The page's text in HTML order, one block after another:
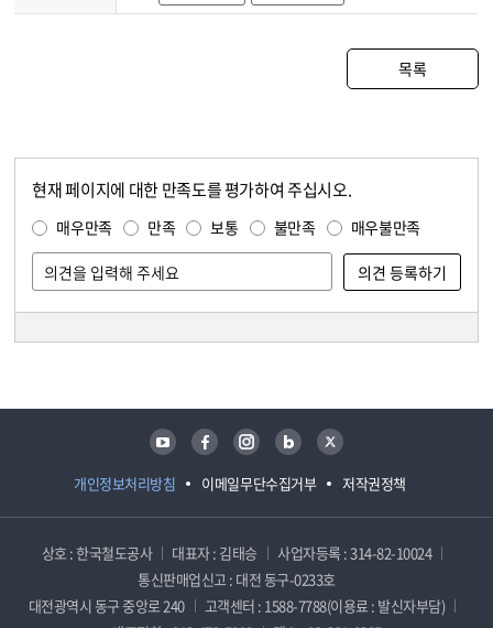
목록
현재 페이지에 대한 만족도를 평가하여 주십시오.
매우만족 만족 보통 불만족 매우불만족
개인정보처리방침 이메일무단수집거부 저작권정책
유튜브 페이스북 인스타그램 블로그 트위터
상호 : 한국철도공사 대표자 : 김태승
사업자등록 : 314-82-10024
통신판매업신고 : 대전 동구-0233호
대전광역시 동구 중앙로 240
고객센터 : 1588-7788(이용료 : 발신자부담)